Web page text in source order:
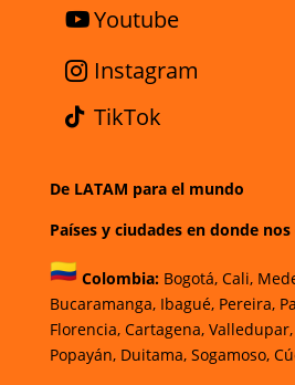
Youtube
Instagram
TikTok
De LATAM para el mundo
Países y ciudades en donde
Colombia: Bogotá,Cali,
Bucaramanga,Ibagué,Pereira,
Florencia, Cartagena, Valledupar,
Popayán, Duitama, Sogamoso,